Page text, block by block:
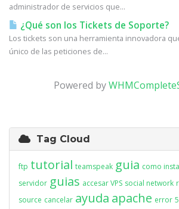
administrador de servicios que...
¿Qué son los Tickets de Soporte?
Los tickets son una herramienta innovadora
único de las peticiones de...
Powered by
Tag Cloud
ftp tutorial teamspeak guia como
servidor guias accesar VPS social network
source cancelar ayuda apache error